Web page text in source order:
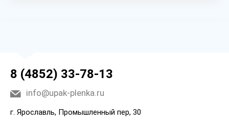
8 (4852) 33-78-13
info@upak-plenka.ru
г. Ярославль, Промышленный пер, 30